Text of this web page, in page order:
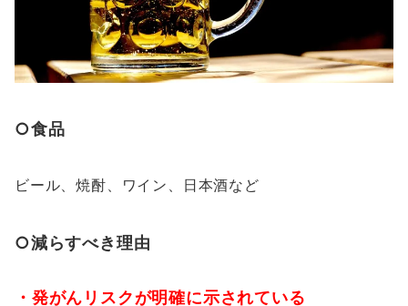
○食品
ビール、焼酎、ワイン、日本酒など
○減らすべき理由
・発がんリスクが明確に示されている